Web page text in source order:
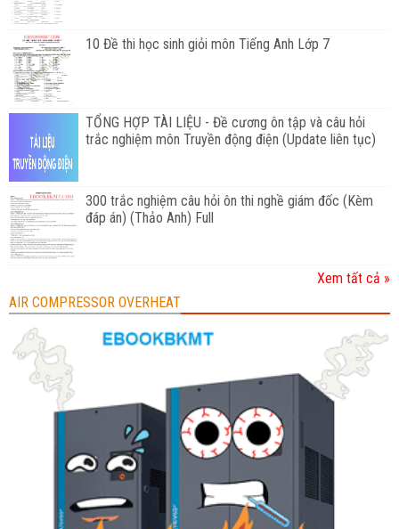
10 Đề thi học sinh giỏi môn Tiếng Anh Lớp 7
TỔNG HỢP TÀI LIỆU - Đề cương ôn tập và câu hỏi
trắc nghiệm môn Truyền động điện (Update liên tục)
300 trắc nghiệm câu hỏi ôn thi nghề giám đốc (Kèm
đáp án) (Thảo Anh) Full
Xem tất cả »
AIR COMPRESSOR OVERHEAT